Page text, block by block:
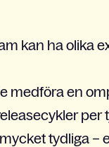
kan ha olika
medföra en
per
tydliga –